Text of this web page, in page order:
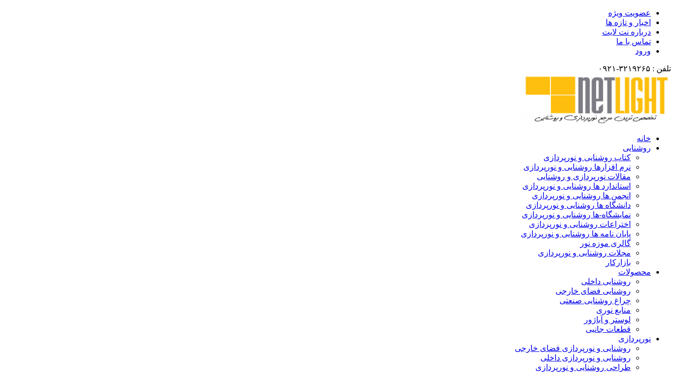
عضویت ویژه
اخبار و تازه ها
درباره نت لایت
تماس با ما
ورود
تلفن : ۳۲۱۹۲۶۵-۰۹۲۱
خانه
روشنایی
کتاب روشنایی و نورپردازی
نرم افزارها روشنایی و نورپردازی
مقالات نورپردازی و روشنایی
استاندارد ها روشنایی و نورپردازی
انجمن ها روشنایی و نورپردازی
دانشگاه ها روشنایی و نورپردازی
نمایشگاه-ها روشنایی و نورپردازی
اختراعات روشنایی و نورپردازی
پایان نامه ها روشنایی و نورپردازی
گالری موزه نور
مجلات روشنایی و نورپردازی
بازارکار
محصولات
روشنایی داخلی
روشنایی فضای خارجی
چراغ روشنایی صنعتی
منابع نوری
لوستر و آباژور
قطعات جانبی
نورپردازی
روشنایی و نورپردازی فضای خارجی
روشنایی و نورپردازی داخلی
طراحی روشنایی و نورپردازی